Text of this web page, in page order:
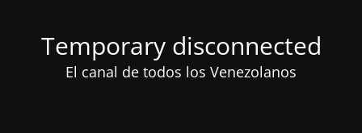
Temporary disconnected
El canal de todos los Venezolanos